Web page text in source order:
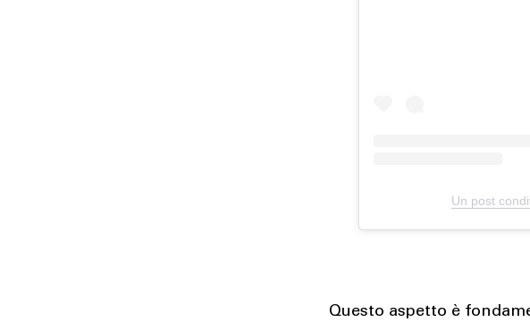
Un post
Questo aspetto è